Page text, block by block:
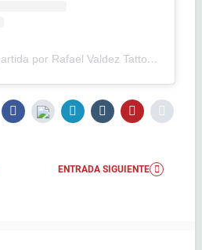
Una publicación compartida por Rafael Valdez Tattoo (@rafaelvaldezart)
ENTRADA SIGUIENTE